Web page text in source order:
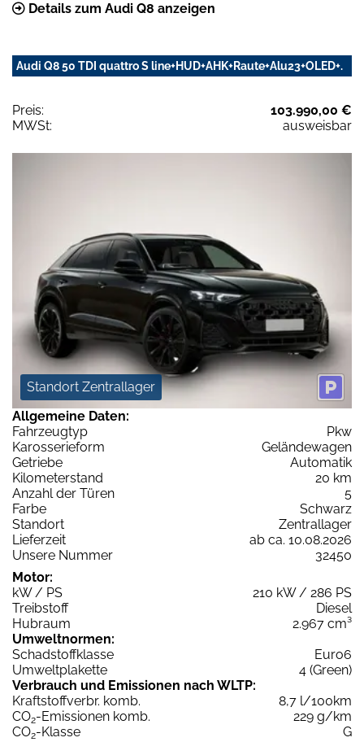
Details zum Audi Q8 anzeigen
Audi Q8 50 TDI quattro S line+HUD+AHK+Raute+Alu23+OLED+.
Preis:
103.990,00 €
MWSt:
ausweisbar
Standort Zentrallager
Allgemeine Daten:
Fahrzeugtyp
Pkw
Karosserieform
Geländewagen
Getriebe
Automatik
Kilometerstand
20 km
Anzahl der Türen
5
Farbe
Schwarz
Standort
Zentrallager
Lieferzeit
ab ca. 10.08.2026
Unsere Nummer
32450
Motor:
kW / PS
210 kW / 286 PS
Treibstoff
Diesel
Hubraum
2.967 cm³
Umweltnormen:
Schadstoffklasse
Euro6
Umweltplakette
4 (Green)
Verbrauch und Emissionen nach WLTP:
Kraftstoffverbr. komb.
8,7 l/100km
CO2-Emissionen komb.
229 g/km
CO2-Klasse
G